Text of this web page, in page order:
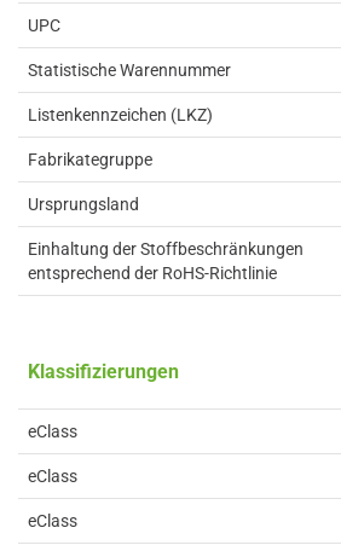
UPC
Statistische Warennummer
Listenkennzeichen (LKZ)
Fabrikategruppe
Ursprungsland
Einhaltung der Stoffbeschränkungen
entsprechend der RoHS-Richtlinie
Klassifizierungen
eClass
eClass
eClass